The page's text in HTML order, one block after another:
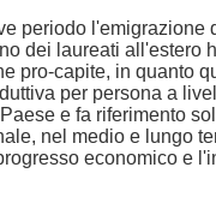
periodo l'emigrazione
dei laureati all'estero
pro-capite, in quanto
per persona a
e fa riferimento
nel medio e lungo
economico e